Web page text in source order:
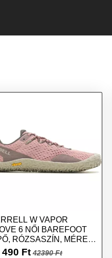
W VAPOR
6 NŐI BAREFOOT
RÓZSASZÍN, MÉRET
Ft 42390 Ft